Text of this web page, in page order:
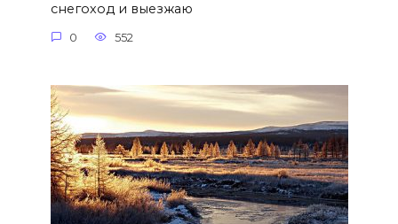
снегоход и выезжаю
0 552